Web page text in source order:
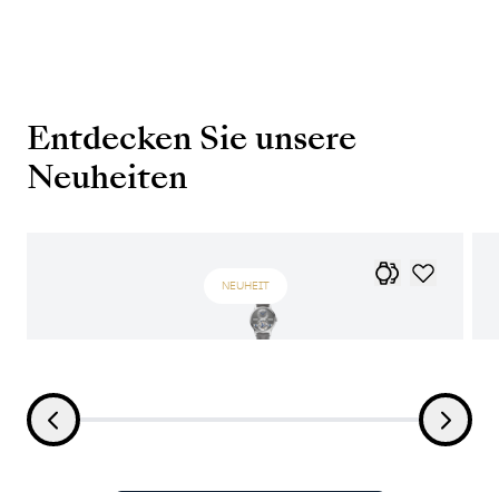
Entdecken Sie unsere
Neuheiten
NEUHEIT